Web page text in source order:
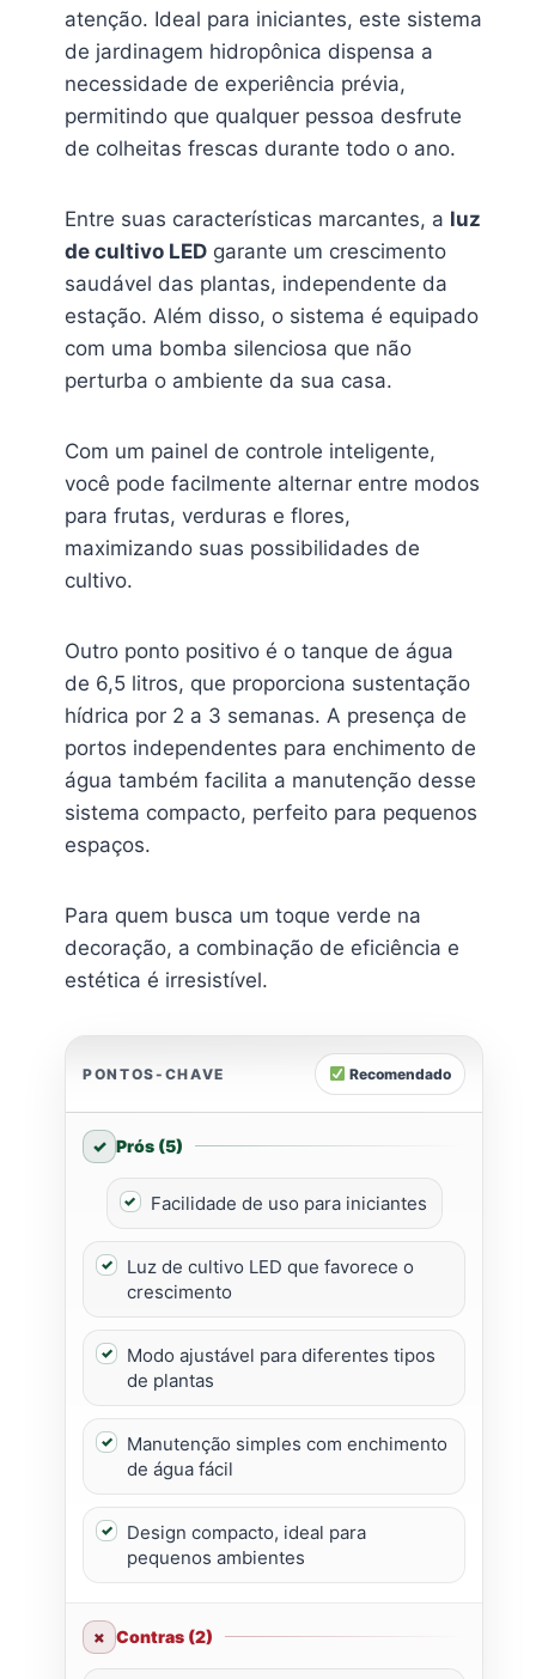
atenção. Ideal para iniciantes, este sistema
de jardinagem hidropônica dispensa a
necessidade de experiência prévia,
permitindo que qualquer pessoa desfrute
de colheitas frescas durante todo o ano.
Entre suas características marcantes, a luz
de cultivo LED garante um crescimento
saudável das plantas, independente da
estação. Além disso, o sistema é equipado
com uma bomba silenciosa que não
perturba o ambiente da sua casa.
Com um painel de controle inteligente,
você pode facilmente alternar entre modos
para frutas, verduras e flores,
maximizando suas possibilidades de
cultivo.
Outro ponto positivo é o tanque de água
de 6,5 litros, que proporciona sustentação
hídrica por 2 a 3 semanas. A presença de
portos independentes para enchimento de
água também facilita a manutenção desse
sistema compacto, perfeito para pequenos
espaços.
Para quem busca um toque verde na
decoração, a combinação de eficiência e
estética é irresistível.
PONTOS-CHAVE Recomendado
Prós (5)
Facilidade de uso para iniciantes
Luz de cultivo LED que favorece o
crescimento
Modo ajustável para diferentes tipos
de plantas
Manutenção simples com enchimento
de água fácil
Design compacto, ideal para
pequenos ambientes
Contras (2)